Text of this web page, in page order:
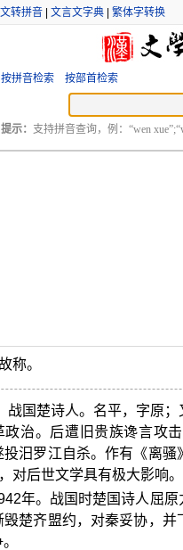
转拼音| 文言文字典| 繁体字转换
按拼音检索 按部首检索
提示： 支持拼音查询，例：“wen
称。
国楚诗人。名平，字原
政治。后遭旧贵族谗言攻
汨罗江自杀。作有《离骚
对后世文学具有极大影响。
年。战国时楚国诗人屈
楚齐盟约，对秦妥协，